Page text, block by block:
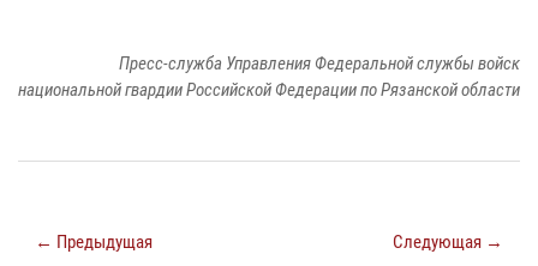
Пресс-служба Управления Федеральной службы войск
национальной гвардии Российской Федерации по Рязанской области
← Предыдущая Следующая →